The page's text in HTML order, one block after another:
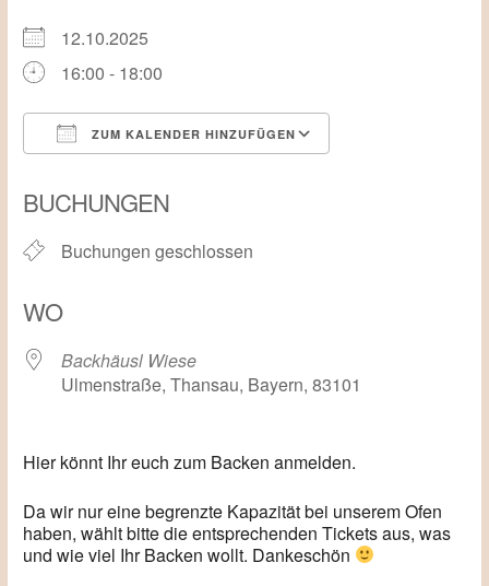
12.10.2025
16:00 - 18:00
ZUM KALENDER HINZUFÜGEN
BUCHUNGEN
Buchungen geschlossen
WO
Backhäusl Wiese
Ulmenstraße, Thansau, Bayern, 83101
Hier könnt Ihr euch zum Backen anmelden.
Da wir nur eine begrenzte Kapazität bei unserem Ofen
haben, wählt bitte die entsprechenden Tickets aus, was
und wie viel Ihr Backen wollt. Dankeschön